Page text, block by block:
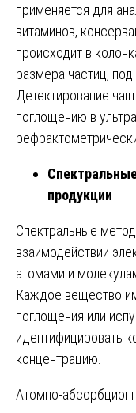
применяется для
витаминов,
происходит в
размера частиц,
Детектирование
поглощению в
продукции
Спектральные
взаимодействии
атомами и
Каждое вещество
поглощения или
идентифицировать
концентрацию.
Атомно-